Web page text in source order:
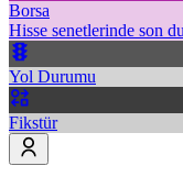
Borsa
Hisse senetlerinde son
Yol Durumu
Fikstür